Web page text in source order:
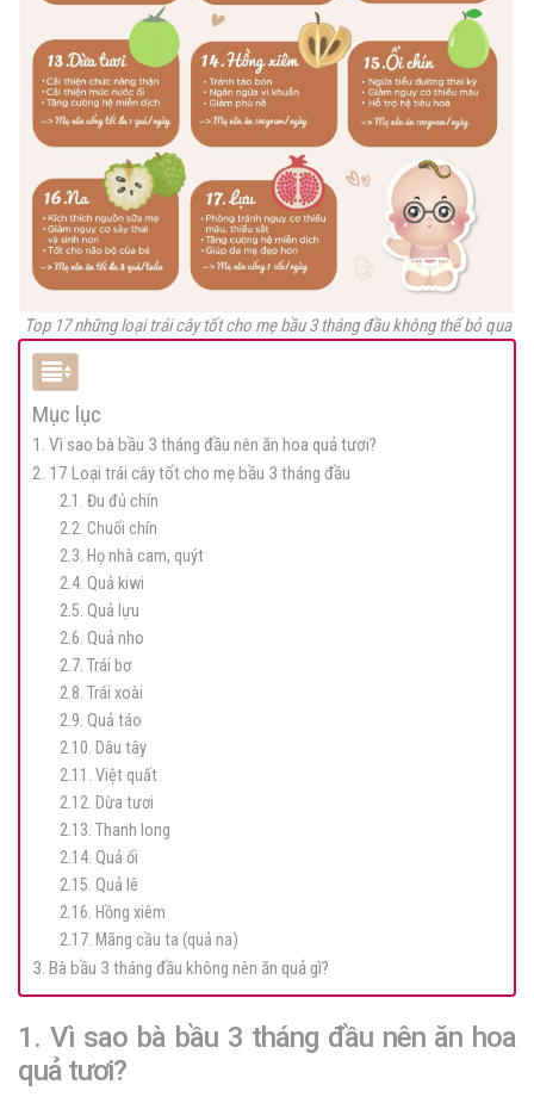
Top 17 những loại trái cây tốt cho mẹ bầu 3 tháng đầu không thể bỏ qua
Mục lục
1. Vì sao bà bầu 3 tháng đầu nên ăn hoa quả tươi?
2. 17 Loại trái cây tốt cho mẹ bầu 3 tháng đầu
2.1. Đu đủ chín
2.2. Chuối chín
2.3. Họ nhà cam, quýt
2.4. Quả kiwi
2.5. Quả lựu
2.6. Quả nho
2.7. Trái bơ
2.8. Trái xoài
2.9. Quả táo
2.10. Dâu tây
2.11. Việt quất
2.12. Dừa tươi
2.13. Thanh long
2.14. Quả ổi
2.15. Quả lê
2.16. Hồng xiêm
2.17. Mãng cầu ta (quả na)
3. Bà bầu 3 tháng đầu không nên ăn quả gì?
1. Vì sao bà bầu 3 tháng đầu nên ăn hoa
quả tươi?